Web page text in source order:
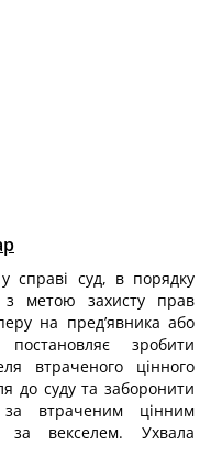
справі суд, в порядку
з метою захисту прав
на пред’явника або
зробити
втраченого цінного
до суду та заборонити
за втраченим цінним
векселем. Ухвала